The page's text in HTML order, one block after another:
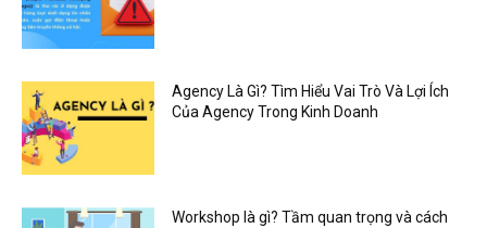
Agency Là Gì? Tìm Hiểu Vai Trò Và Lợi Ích
Của Agency Trong Kinh Doanh
Workshop là gì? Tầm quan trọng và cách